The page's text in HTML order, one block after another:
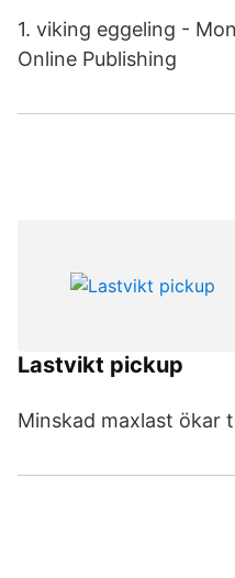
1. viking eggeling -
Online Publishing
Lastvikt pickup
Minskad maxlast ökar